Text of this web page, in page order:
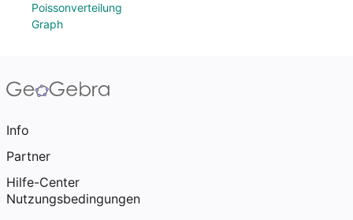
Poissonverteilung
Graph
Info
Partner
Hilfe-Center
Nutzungsbedingungen